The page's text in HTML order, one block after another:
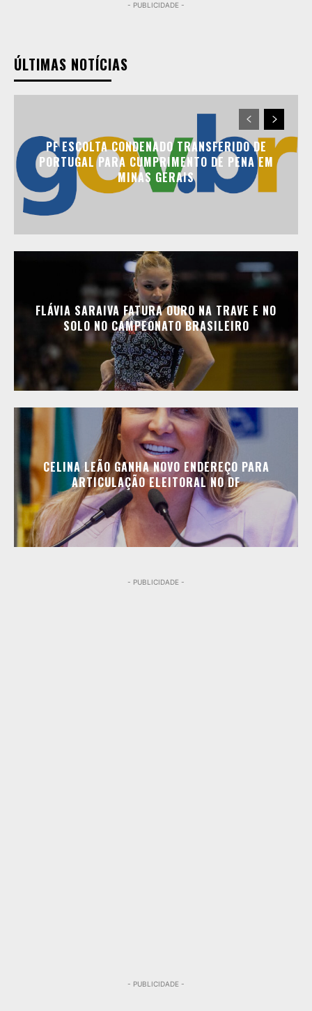
- PUBLICIDADE -
ÚLTIMAS NOTÍCIAS
PF ESCOLTA CONDENADO TRANSFERIDO DE
PORTUGAL PARA CUMPRIMENTO DE PENA EM
MINAS GERAIS
FLÁVIA SARAIVA FATURA OURO NA TRAVE E NO
SOLO NO CAMPEONATO BRASILEIRO
CELINA LEÃO GANHA NOVO ENDEREÇO PARA
ARTICULAÇÃO ELEITORAL NO DF
- PUBLICIDADE -
- PUBLICIDADE -